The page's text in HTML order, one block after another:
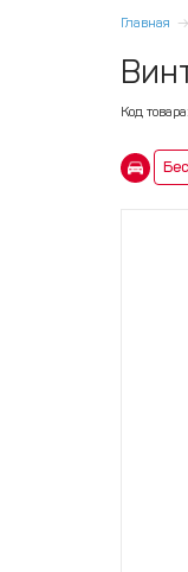
Главная
Код товара: